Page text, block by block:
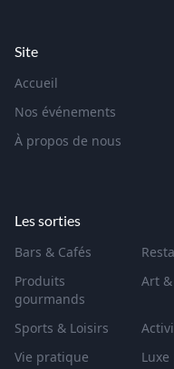
Site
Accueil
Nos événements
À propos de nous
Les sorties
Bars & Cafés
Produits
gourmands
Art
Sports & Loisirs
Vie pratique